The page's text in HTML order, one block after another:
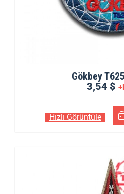
Gökbey
3,54 $
Hızlı Görüntüle